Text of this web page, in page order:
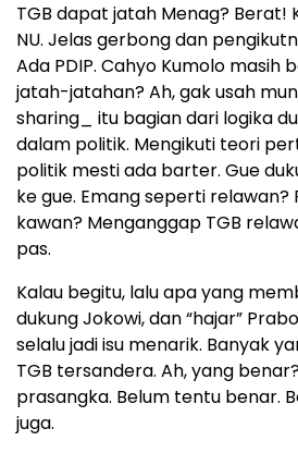
TGB dapat jatah Menag? Berat!
NU. Jelas gerbong dan
Ada PDIP. Cahyo Kumolo masih
jatah-jatahan? Ah, gak usah
sharing_ itu bagian dari logika
dalam politik. Mengikuti teori
politik mesti ada barter. Gue
ke gue. Emang seperti relawan?
kawan? Menganggap TGB
pas.
Kalau begitu, lalu apa yang
dukung Jokowi, dan “hajar”
selalu jadi isu menarik. Banyak
TGB tersandera. Ah, yang
prasangka. Belum tentu benar.
juga.